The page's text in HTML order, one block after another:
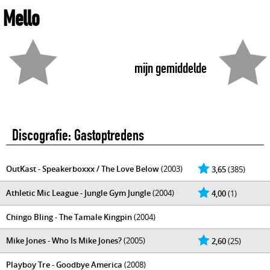
Mello
mijn gemiddelde
Discografie: Gastoptredens
3,65(385)
OutKast - Speakerboxxx / The Love Below(2003)
4,00(1)
Athletic Mic League - Jungle Gym Jungle(2004)
Chingo Bling - The Tamale Kingpin(2004)
2,60(25)
Mike Jones - Who Is Mike Jones?(2005)
Playboy Tre - Goodbye America (2008)